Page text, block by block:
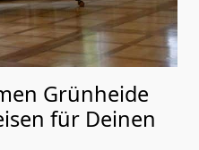
Grünheide
für Deinen